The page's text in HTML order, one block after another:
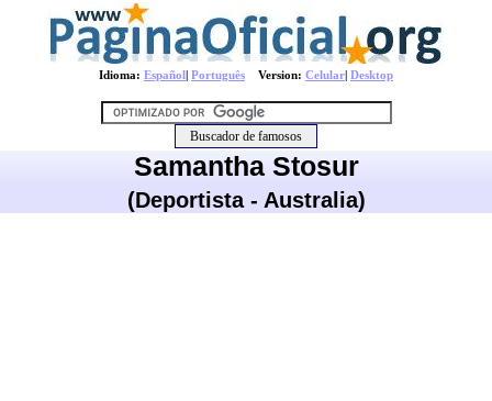
Idioma: Español| Português Version: Celular| Desktop
Samantha Stosur
(Deportista - Australia)